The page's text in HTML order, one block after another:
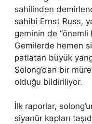
sahilinden
sahibi Ernst Russ,
geminin de “önemli
Gemilerde hemen
patlatan büyük
Solong’dan bir
olduğu bildiriliyor.
İlk raporlar,
siyanür kapları